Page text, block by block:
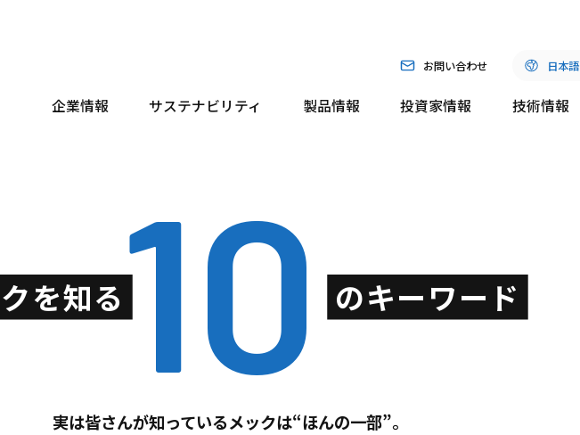
お問い合わせ 日本語
企業情報 サステナビリティ 製品情報 投資家情報 技術情報
を知る10 のキーワード
実は皆さんが知っているメックは“ほんの一部”。